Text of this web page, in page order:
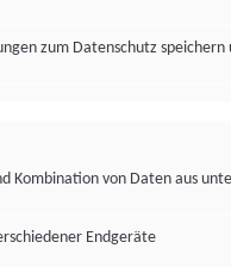
zum Datenschutz
Kombination von Daten aus
Endgeräte